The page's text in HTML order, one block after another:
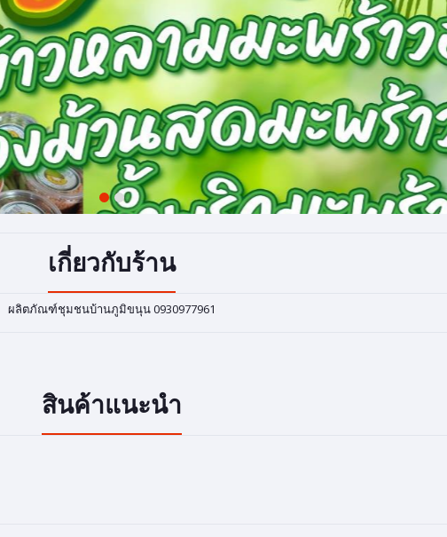
1 2
เกี่ยวกับร้าน
ผลิตภัณฑ์ชุมชนบ้านภูมิขนุน 0930977961
สินค้าแนะนำ